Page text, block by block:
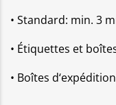
• Standard: min. 3
• Étiquettes et
• Boîtes